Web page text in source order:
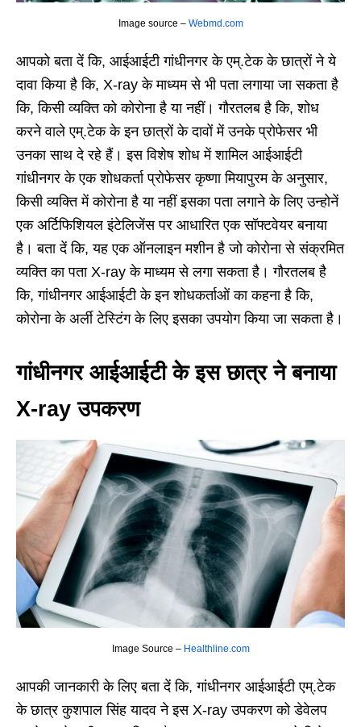
Image source – Webmd.com
आपको बता दें कि, आईआईटी गांधीनगर के एम्.टेक के छात्रों ने ये
दावा किया है कि, X-ray के माध्यम से भी पता लगाया जा सकता है
कि, किसी व्यक्ति को कोरोना है या नहीं। गौरतलब है कि, शोध
करने वाले एम्.टेक के इन छात्रों के दावों में उनके प्रोफेसर भी
उनका साथ दे रहे हैं। इस विशेष शोध में शामिल आईआईटी
गांधीनगर के एक शोधकर्ता प्रोफेसर कृष्णा मियापुरम के अनुसार,
किसी व्यक्ति में कोरोना है या नहीं इसका पता लगाने के लिए उन्होनें
एक अर्टिफिशियल इंटेलिजेंस पर आधारित एक सॉफ्टवेयर बनाया
है। बता दें कि, यह एक ऑनलाइन मशीन है जो कोरोना से संक्रमित
व्यक्ति का पता X-ray के माध्यम से लगा सकता है। गौरतलब है
कि, गांधीनगर आईआईटी के इन शोधकर्ताओं का कहना है कि,
कोरोना के अर्ली टेस्टिंग के लिए इसका उपयोग किया जा सकता है।
गांधीनगर आईआईटी के इस छात्र ने बनाया
X-ray उपकरण
Image Source – Healthline.com
आपकी जानकारी के लिए बता दें कि, गांधीनगर आईआईटी एम्.टेक
के छात्र कुशपाल सिंह यादव ने इस X-ray उपकरण को डेवेलप